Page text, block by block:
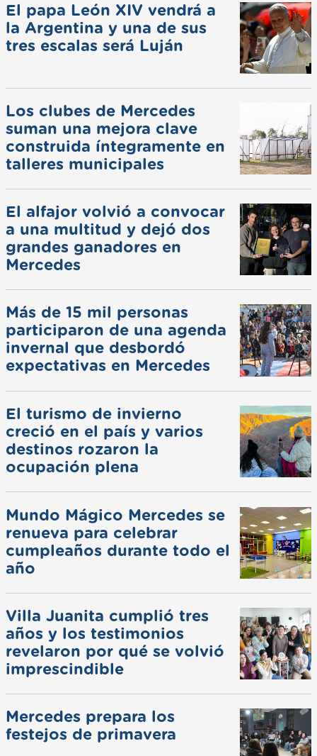
El papa León XIV vendrá a
la Argentina y una de sus
tres escalas será Luján
Los clubes de Mercedes
suman una mejora clave
construida íntegramente en
talleres municipales
El alfajor volvió a convocar
a una multitud y dejó dos
grandes ganadores en
Mercedes
Más de 15 mil personas
participaron de una agenda
invernal que desbordó
expectativas en Mercedes
El turismo de invierno
creció en el país y varios
destinos rozaron la
ocupación plena
Mundo Mágico Mercedes se
renueva para celebrar
cumpleaños durante todo el
año
Villa Juanita cumplió tres
años y los testimonios
revelaron por qué se volvió
imprescindible
Mercedes prepara los
festejos de primavera